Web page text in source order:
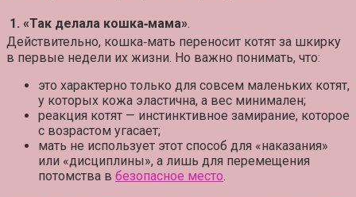
1. «Так делала кошка‑мама».
Действительно, кошка‑мать переносит котят за шкирку
в первые недели их жизни. Но важно понимать, что:
это характерно только для совсем маленьких котят,
у которых кожа эластична, а вес минимален;
реакция котят — инстинктивное замирание, которое
с возрастом угасает;
мать не использует этот способ для «наказания»
или «дисциплины», а лишь для перемещения
потомства в безопасное место.